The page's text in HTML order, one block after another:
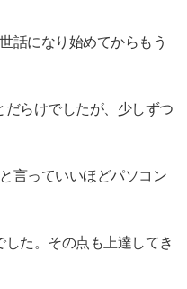
話になり始めてからもう
だらけでしたが、少しずつ
言っていいほどパソコン
た。その点も上達してき